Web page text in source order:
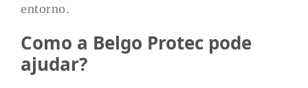
entorno.
Como a Belgo Protec pode
ajudar?